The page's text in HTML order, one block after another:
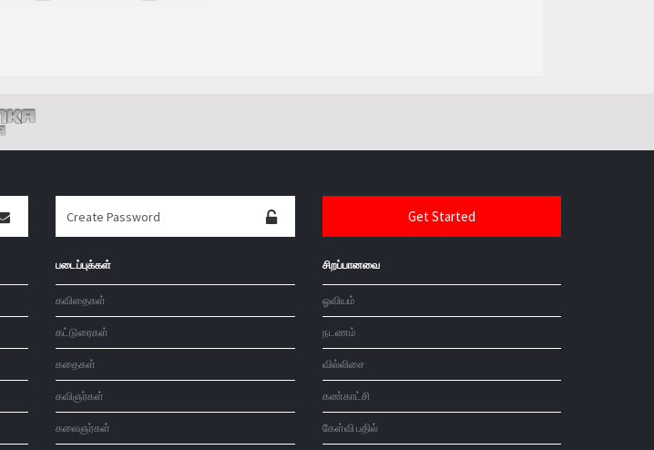
படைப்புக்கள்
கவிதைகள்
கட்டுரைகள்
கதைகள்
கவிஞர்கள்
கலைஞர்கள்
சிறப்பானவை
ஓவியம்
நடணம்
வில்லிசை
கண்காட்சி
கேள்வி பதில்